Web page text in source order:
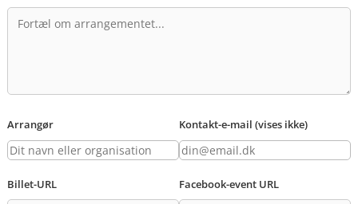
Arrangør Kontakt-e-mail (vises ikke)
Billet-URL Facebook-event URL